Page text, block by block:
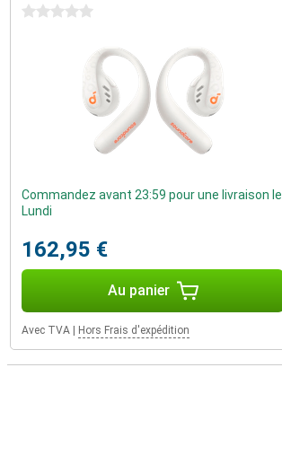
0 étoiles
Commandez avant 23:59 pour une livraison le
Lundi
162,95 €
Au panier
Avec TVA Hors Frais d'expédition